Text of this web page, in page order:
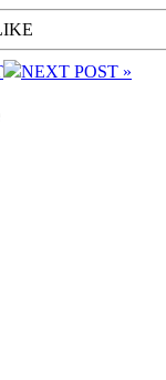
NEXT POST »